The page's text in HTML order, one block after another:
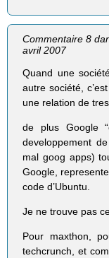
Commentaire 8
avril 2007
Quand une
autre société,
une relation de
de plus Google
developpement
mal goog apps)
Google,
code d’Ubuntu.
Je ne trouve pas
Pour maxthon,
techcrunch, et